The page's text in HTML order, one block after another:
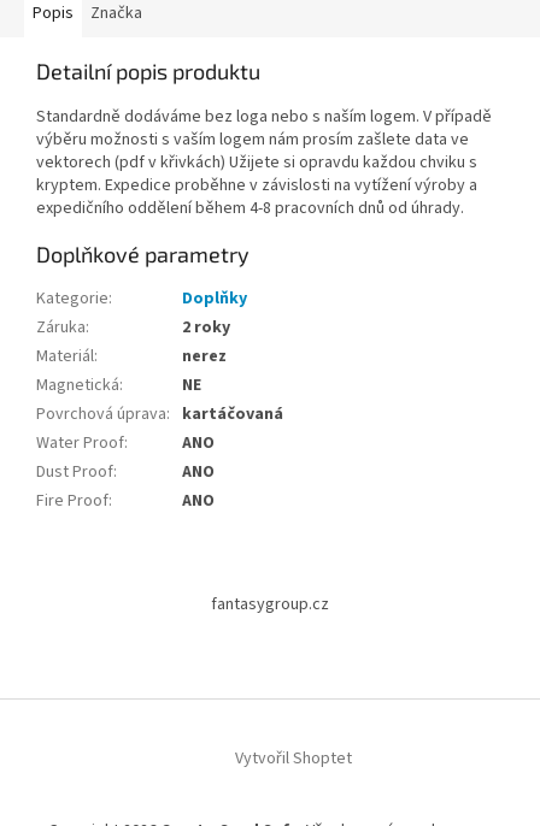
Popis Značka
Detailní popis produktu
Standardně dodáváme bez loga nebo s naším logem. V případě
výběru možnosti s vaším logem nám prosím zašlete data ve
vektorech (pdf v křivkách) Užijete si opravdu každou chviku s
kryptem. Expedice proběhne v závislosti na vytížení výroby a
expedičního oddělení během 4-8 pracovních dnů od úhrady.
Doplňkové parametry
Kategorie:
Doplňky
Záruka:
2 roky
Materiál:
nerez
Magnetická:
NE
Povrchová úprava: kartáčovaná
Water Proof:
ANO
Dust Proof:
ANO
Fire Proof: ANO
í
fantasygroup.cz
Vytvořil Shoptet